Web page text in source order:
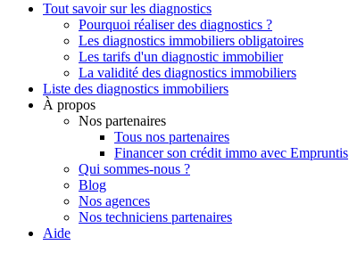
Tout savoir sur les diagnostics
Pourquoi réaliser des diagnostics ?
Les diagnostics immobiliers obligatoires
Les tarifs d'un diagnostic immobilier
La validité des diagnostics immobiliers
Liste des diagnostics immobiliers
À propos
Nos partenaires
Tous nos partenaires
Financer son crédit immo avec Empruntis
Qui sommes-nous ?
Blog
Nos agences
Nos techniciens partenaires
Aide